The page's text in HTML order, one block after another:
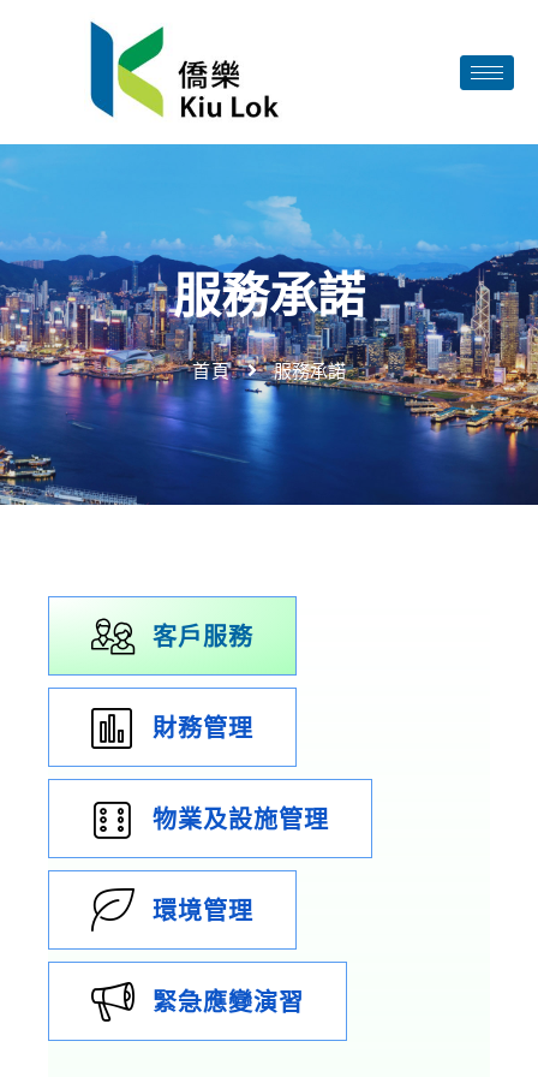
服務承諾
首頁 服務承諾
客戶服務
財務管理
物業及設施管理
環境管理
緊急應變演習